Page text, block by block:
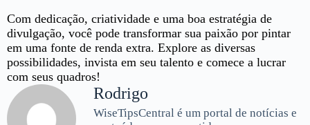
Com dedicação, criatividade e uma boa estratégia de
divulgação, você pode transformar sua paixão por pintar
em uma fonte de renda extra. Explore as diversas
possibilidades, invista em seu talento e comece a lucrar
com seus quadros!
Rodrigo
WiseTipsCentral é um portal de notícias e